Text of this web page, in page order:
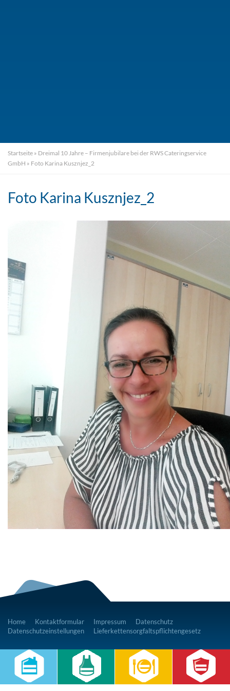
Startseite » Dreimal 10 Jahre – Firmenjubilare bei der RWS Cateringservice
GmbH » Foto Karina Kusznjez_2
Foto Karina Kusznjez_2
Home Kontaktformular Impressum
Datenschutz
Datenschutzeinstellungen
Lieferkettensorgfaltspflichtengesetz
RWS Gruppe